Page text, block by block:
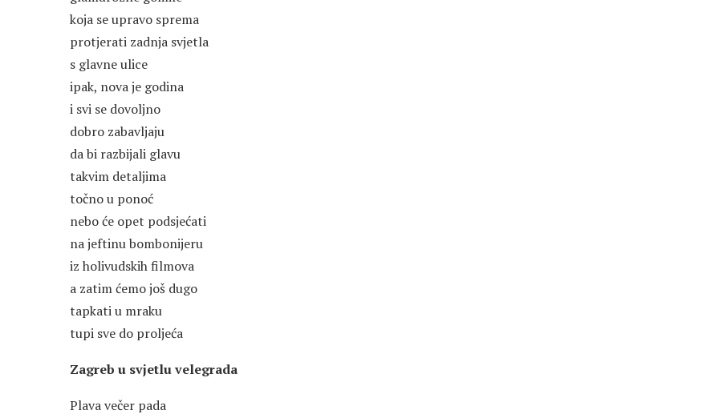
koja se upravo sprema
protjerati zadnja svjetla
s glavne ulice
ipak, nova je godina
i svi se dovoljno
dobro zabavljaju
da bi razbijali glavu
takvim detaljima
točno u ponoć
nebo će opet podsjećati
na jeftinu bombonijeru
iz holivudskih filmova
a zatim ćemo još dugo
tapkati u mraku
tupi sve do proljeća
Zagreb u svjetlu velegrada
Plava večer pada